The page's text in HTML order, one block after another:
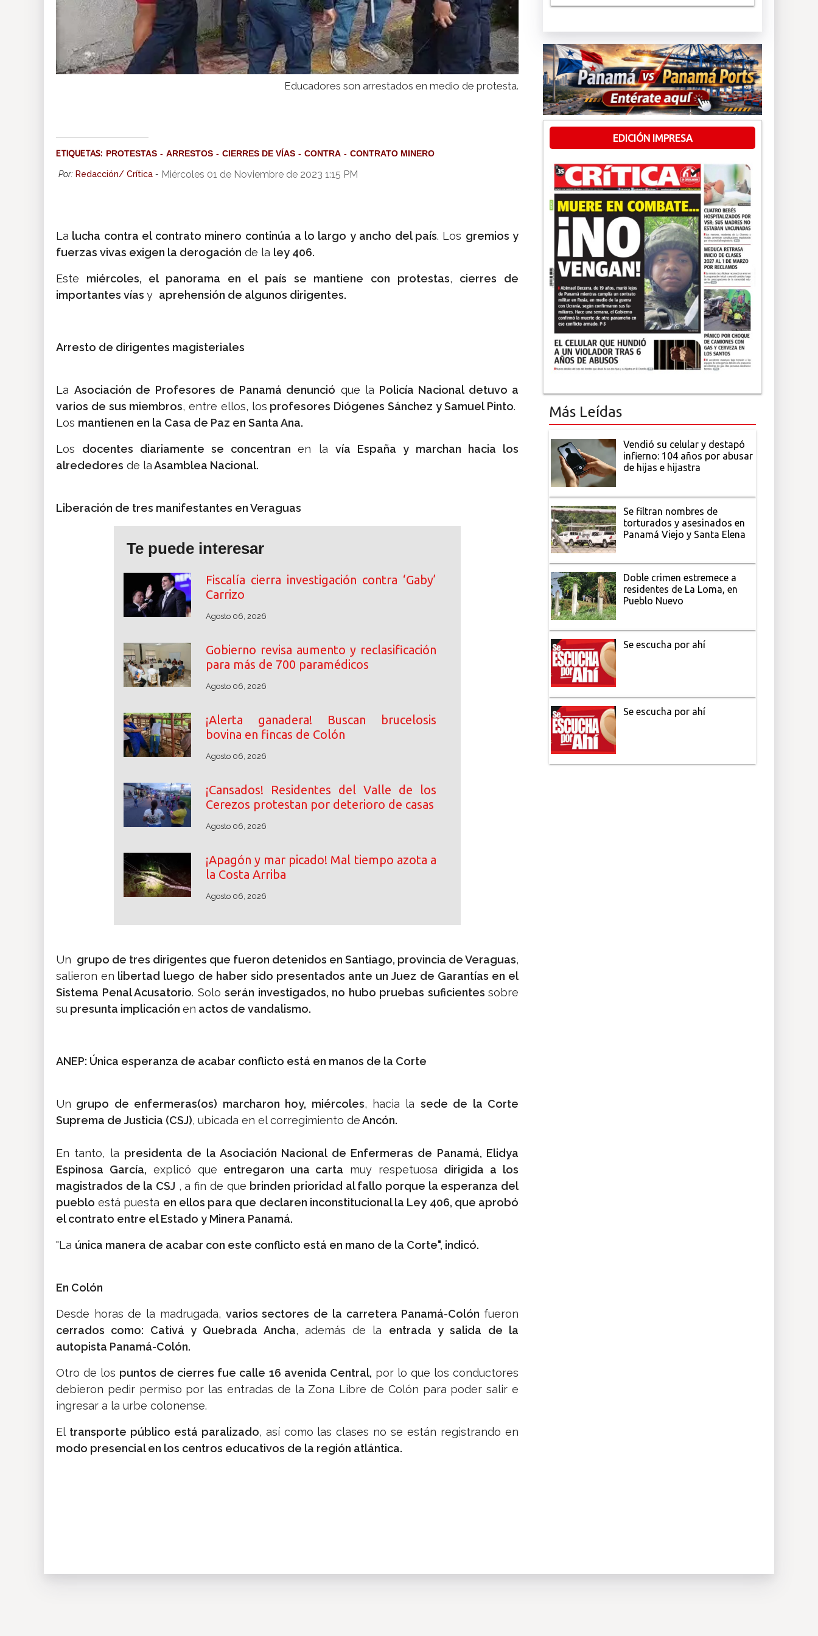
Educadores son arrestados en medio de protesta.
ETIQUETAS: PROTESTAS ARRESTOS CIERRES DE VÍAS CONTRA CONTRATO MINERO
Por: Redacción/ Crítica - Miércoles 01 de Noviembre de 2023 1:15 PM
La lucha contra el contrato minero continúa a lo largo y ancho del país. Los gremios y
fuerzas vivas exigen la derogación de la ley 406.
Este miércoles, el panorama en el país se mantiene con protestas, cierres de
importantes vías y aprehensión de algunos dirigentes.
Arresto de dirigentes magisteriales
La Asociación de Profesores de Panamá denunció que la Policía Nacional detuvo a
varios de sus miembros, entre ellos, los profesores Diógenes Sánchez y Samuel Pinto.
Los mantienen en la Casa de Paz en Santa Ana.
Los docentes diariamente se concentranen la vía España y marchan hacia los
alrededores de laAsamblea Nacional.
Liberación de tres manifestantes en Veraguas
Te puede interesar
Fiscalía cierra investigación contra ‘Gaby’
Carrizo
Agosto 06, 2026
Gobierno revisa aumento y reclasificación
para más de 700 paramédicos
Agosto 06, 2026
¡Alerta ganadera! Buscan brucelosis
bovina en fincas de Colón
Agosto 06, 2026
¡Cansados! Residentes del Valle de los
Cerezos protestan por deterioro de casas
Agosto 06, 2026
¡Apagón y mar picado! Mal tiempo azota a
la Costa Arriba
Agosto 06, 2026
Un grupo de tres dirigentes que fueron detenidos en Santiago, provincia de Veraguas,
salieron en libertad luego de haber sido presentados ante un Juez de Garantías en el
Sistema Penal Acusatorio. Solo serán investigados, no hubo pruebas suficientes sobre
su presunta implicación en actos de vandalismo.
ANEP: Única esperanza de acabar conflicto está en manos de la Corte
Un grupo de enfermeras(os) marcharon hoy, miércoles, hacia la sede de la Corte
Suprema de Justicia (CSJ), ubicada en el corregimiento deAncón.
En tanto, la presidenta de la Asociación Nacional de Enfermeras de Panamá, Elidya
Espinosa García, explicó que entregaron una carta muy respetuosa dirigida a los
magistrados de la CSJ , a fin de que brinden prioridad al fallo porque la esperanza del
pueblo está puesta en ellos para que declaren inconstitucional la Ley 406, que aprobó
el contrato entre el Estado y Minera Panamá.
"La única manera de acabar con este conflicto está en mano de la Corte", indicó.
En Colón
Desde horas de la madrugada, varios sectores de la carretera Panamá-Colón fueron
cerrados como: Cativá y Quebrada Ancha, además de la entrada y salida de la
autopista Panamá-Colón.
Otro de los puntos de cierres fue calle 16 avenida Central, por lo que los conductores
debieron pedir permiso por las entradas de la Zona Libre de Colón para poder salir e
ingresar a la urbe colonense.
Eltransporte público está paralizado, así como las clases no se están registrando en
modo presencial en los centros educativos de la región atlántica.
EDICIÓN IMPRESA
Más Leídas
Vendió su celular y destapó
infierno: 104 años por abusar
de hijas e hijastra
Se filtran nombres de
torturados y asesinados en
Panamá Viejo y Santa Elena
Doble crimen estremece a
residentes de La Loma, en
Pueblo Nuevo
Se escucha por ahí
Se escucha por ahí